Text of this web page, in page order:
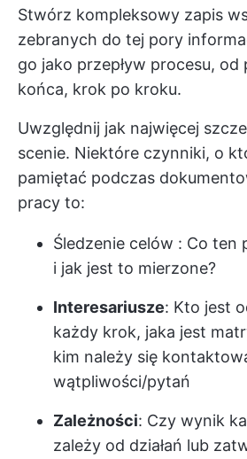
Stwórz kompleksowy zapis
zebranych do tej pory
go jako przepływ procesu, od
końca, krok po kroku.
Uwzględnij jak najwięcej
scenie. Niektóre czynniki, o
pamiętać podczas
pracy to:
Śledzenie celów : Co ten
i jak jest to mierzone?
Interesariusze: Kto jest
każdy krok, jaka jest
kim należy się
wątpliwości/pytań
Zależności: Czy wynik
zależy od działań lub